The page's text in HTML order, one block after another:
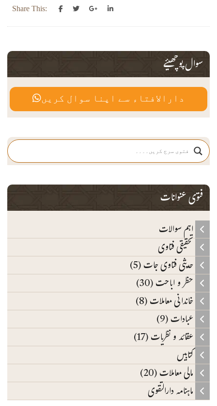
Share This:
سوال پوچھیئے
دارالافتاء سے اپنا سوال کریں
فتوی عنوانات
اہم سوالات
تحقیقی فتاوی
حدیثی فتاوی جات (5)
حظر و اباحت (30)
خاندانی معاملات (8)
عبادات (9)
عقائد و نظریات (17)
کتابیں
مالی معاملات (20)
ماہنامہ دارالتقوی